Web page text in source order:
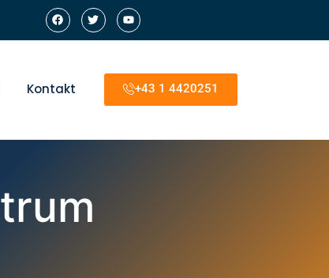
Kontakt +43 1 4420251